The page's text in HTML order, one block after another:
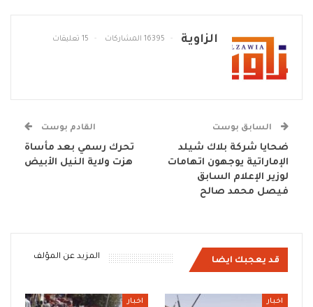
الزاوية 16395 المشاركات 15 تعليقات
السابق بوست
ضحايا شركة بلاك شيلد
الإماراتية يوجهون اتهامات
لوزير الإعلام السابق
فيصل محمد صالح
القادم بوست
تحرك رسمي بعد مأساة
هزت ولاية النيل الأبيض
قد يعجبك ايضا المزيد عن المؤلف
اخبار اخبار